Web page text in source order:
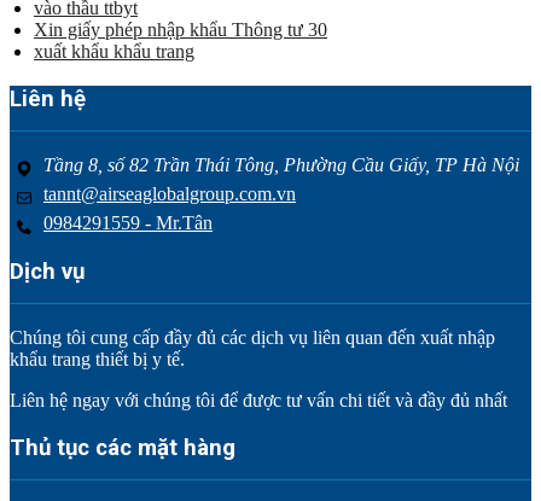
vào thầu ttbyt
Xin giấy phép nhập khẩu Thông tư 30
xuất khẩu khẩu trang
Liên hệ
Tầng 8, số 82 Trần Thái Tông, Phường Cầu Giấy, TP Hà Nội
tannt@airseaglobalgroup.com.vn
0984291559 - Mr.Tân
Dịch vụ
Chúng tôi cung cấp đầy đủ các dịch vụ liên quan đến xuất nhập
khẩu trang thiết bị y tế.
Liên hệ ngay với chúng tôi để được tư vấn chi tiết và đầy đủ nhất
Thủ tục các mặt hàng